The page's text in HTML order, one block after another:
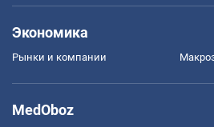
Экономика
Рынки и компании
MedOboz